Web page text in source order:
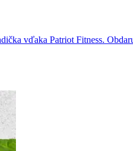
vďaka Patriot Fitness.